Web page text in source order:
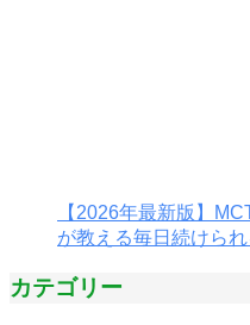
【2026年最新版】
が教える毎日続けら
カテゴリー